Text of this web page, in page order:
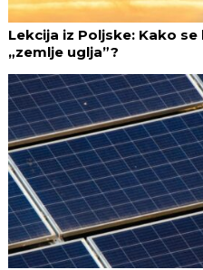
Lekcija iz Poljske: Kako
„zemlje uglja”?